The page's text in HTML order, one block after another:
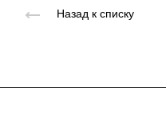
Назад к списку